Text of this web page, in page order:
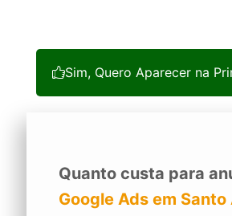
Sim, Quero Aparecer na
Quanto custa para
Google Ads em Santo